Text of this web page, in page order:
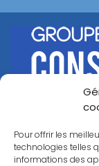
Pour offrir les
technologies telles
informations des
Groupe
Nos outils
Nous